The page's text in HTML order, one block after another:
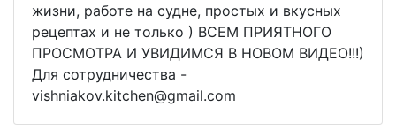
жизни, работе на судне, простых и вкусных
рецептах и не только ) ВСЕМ ПРИЯТНОГО
ПРОСМОТРА И УВИДИМСЯ В НОВОМ ВИДЕО!!!)
Для сотрудничества -
vishniakov.kitchen@gmail.com